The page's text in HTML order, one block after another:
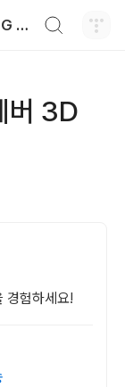
♨ mONSTER dESIGN bLOG - 몬스터디자인 블로그
버 3D
경험하세요!